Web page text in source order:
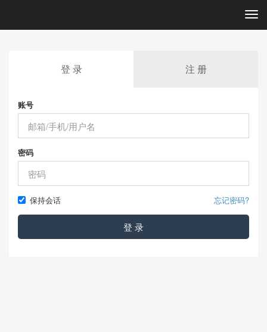
登 录 注 册
账号
密码
保持会话 忘记密码?
登 录